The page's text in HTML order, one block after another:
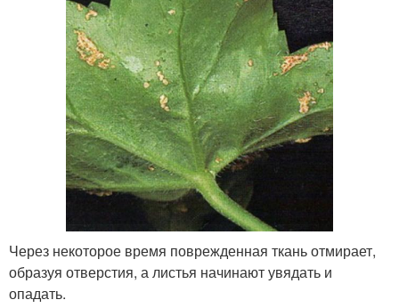
Через некоторое время поврежденная ткань отмирает,
образуя отверстия, а листья начинают увядать и
опадать.